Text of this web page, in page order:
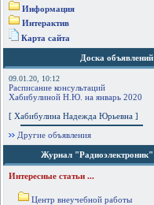
Информация
Интерактив
Карта сайта
Доска объявлений
09.01.20, 10:12
Расписание консультаций
Хабибулиной Н.Ю. на январь 2020
[ Хабибулина Надежда Юрьевна ]
Другие объявления
Журнал "Радиоэлектроник"
Интересные статьи ...
Центр внеучебной работы